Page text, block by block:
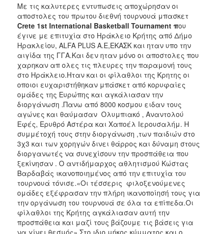
ΤΟΠΟΣ
ΠΟΛΙΤΙΣΜΟΣ
ΑΝΘΕΚΤΙΚΗ
ΠΟΛΗ
Με τις καλυτερες εντυπωσεις αποχώρησαν οι
αποστολες του πρωτου διεθνή τουρνουά μπασκετ
Crete 1st International Basketball Tournament που
έγινε με επιτυχία στο Ηράκλειο Κρήτης από Δήμο
Ηρακλείου, ALFA PLUS A.E,ΕΚΑΣΚ και ηταν υπο την
αιγίδα της ΓΓΑ.Και δεν ηταν μόνο οι αποστολες που
χαρηκαν απ ολες τις πλευρες την παραμονή τους
στο Ηράκλειο.Ηταν και οι φίλαθλοι της Κρητης οι
οποιοι ευχαριστήθηκαν μπάσκετ από κορυφαίες
ομάδες της Ευρώπης και αγκάλιασαν την
διοργάνωση .Πανω από 8000 κοσμου ειδαν τους
αγώνες και θαύμασαν Ολυμπιακό , Αναντολού
Εφές, Ερυθρό Αστέρα και Χαποέλ Ιερουσαλήμ. Η
συμμέτοχή τους στην διοργάνωση ,των παιδιών στο
3χ3 και των χορηγών δινει θάρρος και δύναμη στους
διοργανωτές να συνεχίσουν την προσπάθεια που
ξεκίνησαν . Ο αντιδήμαρχος αθλητισμού Κώστας
Βαρδαβάς ικανοποιημένος από την επιτυχία του
τουρνουά τόνισε.«Οι τέσσερις φιλοξενούμενες
ομάδες εξέφρασαν την πλήρη ικανοποίησή τους για
την οργάνωση του τουρνουά σε όλα τα επίπεδα.Οι
φίλαθλοι της Κρήτης αγκάλιασαν αυτή την
προσπάθεια και μαζί τους βάζουμε τις βάσεις για
να γίνει θεσμός».Στο ιδιο μήκος κύμματος και ο